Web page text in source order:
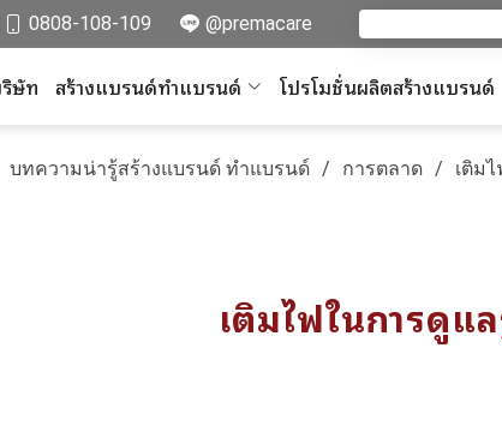
0808-108-109 @premacare
ษัท สร้างแบรนด์ทำแบรนด์ โปรโมชั่นผลิตสร้างแบรนด์
บทความน่ารู้สร้างแบรนด์ ทำแบรนด์ การตลาด เติม
เติมไฟในการดูแ